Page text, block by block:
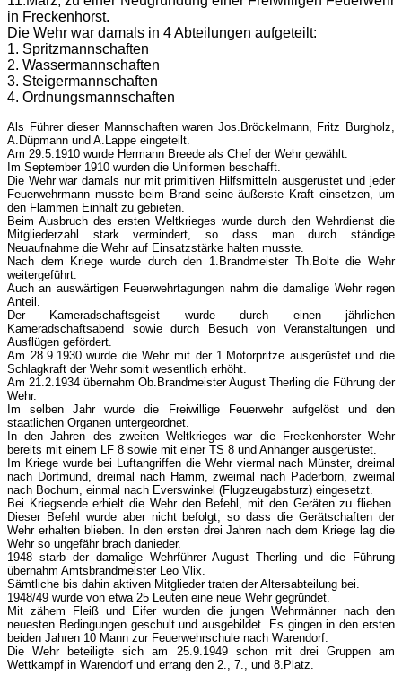
in Freckenhorst.
Die Wehr war damals in 4 Abteilungen aufgeteilt:
1. Spritzmannschaften
2. Wassermannschaften
3. Steigermannschaften
4. Ordnungsmannschaften
Als Führer dieser Mannschaften waren Jos.Bröckelmann, Fritz Burgholz,
A.Düpmann und A.Lappe eingeteilt.
Am 29.5.1910 wurde Hermann Breede als Chef der Wehr gewählt.
Im September 1910 wurden die Uniformen beschafft.
Die Wehr war damals nur mit primitiven Hilfsmitteln ausgerüstet und jeder
Feuerwehrmann musste beim Brand seine äußerste Kraft einsetzen, um
den Flammen Einhalt zu gebieten.
Beim Ausbruch des ersten Weltkrieges wurde durch den Wehrdienst die
Mitgliederzahl stark vermindert, so dass man durch ständige
Neuaufnahme die Wehr auf Einsatzstärke halten musste.
Nach dem Kriege wurde durch den 1.Brandmeister Th.Bolte die Wehr
weitergeführt.
Auch an auswärtigen Feuerwehrtagungen nahm die damalige Wehr regen
Anteil.
Der Kameradschaftsgeist wurde durch einen jährlichen
Kameradschaftsabend sowie durch Besuch von Veranstaltungen und
Ausflügen gefördert.
Am 28.9.1930 wurde die Wehr mit der 1.Motorpritze ausgerüstet und die
Schlagkraft der Wehr somit wesentlich erhöht.
Am 21.2.1934 übernahm Ob.Brandmeister August Therling die Führung der
Wehr.
Im selben Jahr wurde die Freiwillige Feuerwehr aufgelöst und den
staatlichen Organen untergeordnet.
In den Jahren des zweiten Weltkrieges war die Freckenhorster Wehr
bereits mit einem LF 8 sowie mit einer TS 8 und Anhänger ausgerüstet.
Im Kriege wurde bei Luftangriffen die Wehr viermal nach Münster, dreimal
nach Dortmund, dreimal nach Hamm, zweimal nach Paderborn, zweimal
nach Bochum, einmal nach Everswinkel (Flugzeugabsturz) eingesetzt.
Bei Kriegsende erhielt die Wehr den Befehl, mit den Geräten zu fliehen.
Dieser Befehl wurde aber nicht befolgt, so dass die Gerätschaften der
Wehr erhalten blieben. In den ersten drei Jahren nach dem Kriege lag die
Wehr so ungefähr brach danieder.
1948 starb der damalige Wehrführer August Therling und die Führung
übernahm Amtsbrandmeister Leo Vlix.
Sämtliche bis dahin aktiven Mitglieder traten der Altersabteilung bei.
1948/49 wurde von etwa 25 Leuten eine neue Wehr gegründet.
Mit zähem Fleiß und Eifer wurden die jungen Wehrmänner nach den
neuesten Bedingungen geschult und ausgebildet. Es gingen in den ersten
beiden Jahren 10 Mann zur Feuerwehrschule nach Warendorf.
Die Wehr beteiligte sich am 25.9.1949 schon mit drei Gruppen am
Wettkampf in Warendorf und errang den 2., 7., und 8.Platz.